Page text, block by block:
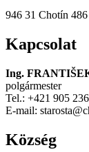
946 31 Chotín 486
Kapcsolat
Ing.
polgármester
Tel.: +421 905
E-mail:
Község